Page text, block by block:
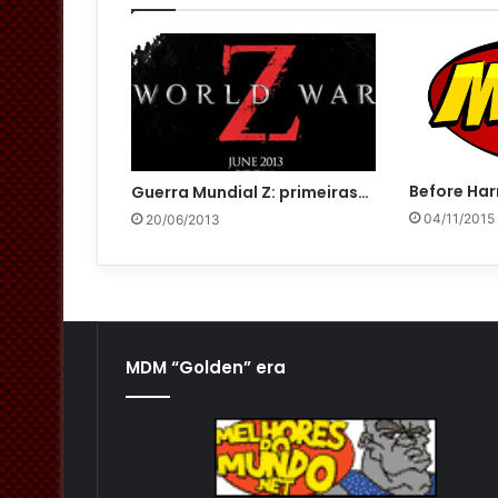
Guerra Mundial Z: primeiras…
20/06/2013
Before
04/11/2015
MDM “Golden” era